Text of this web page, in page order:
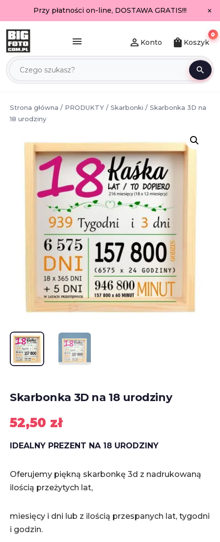
Przy płatności on-line, DOSTAWA GRATIS!!! ×
menu
search
person_outline Konto shopping_bag Koszyk
0
Strona główna / PRODUKTY / Skarbonki / Skarbonka 3D na
18 urodziny
Skarbonka 3D na 18 urodziny
52,50 zł
IDEALNY PREZENT NA 18 URODZINY
Oferujemy piękną skarbonkę 3d z nadrukowaną
ilością przeżytych lat,
miesięcy i dni lub z ilością przespanych lat, tygodni
i godzin.